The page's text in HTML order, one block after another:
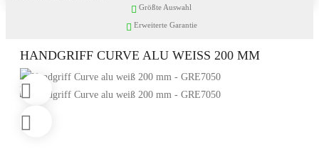
Größte Auswahl
Erweiterte Garantie
HANDGRIFF CURVE ALU WEISS 200 MM